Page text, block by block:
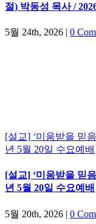
절) 박동성 목사 /
5월 24th, 2026 | 0
[설교] ‘미움받을 믿
년 5월 20일 수요예배
[설교] ‘미움받을 믿
년 5월 20일 수요예배
5월 20th, 2026 | 0